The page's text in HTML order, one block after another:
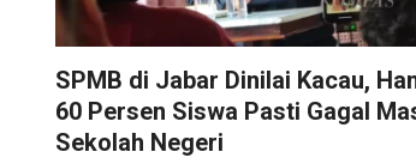
SPMB di Jabar Dinilai Kacau,
60 Persen Siswa Pasti Gagal
Sekolah Negeri